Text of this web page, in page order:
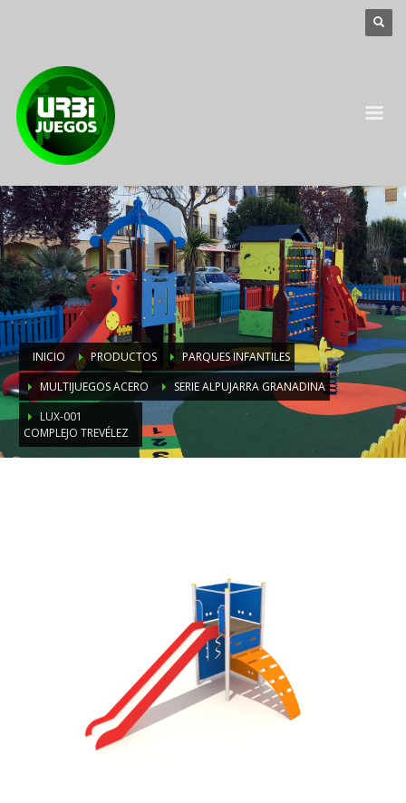
INICIO PRODUCTOS
PARQUES INFANTILES
MULTIJUEGOS ACERO
SERIE ALPUJARRA GRANADINA
LUX-001
COMPLEJO TREVÉLEZ